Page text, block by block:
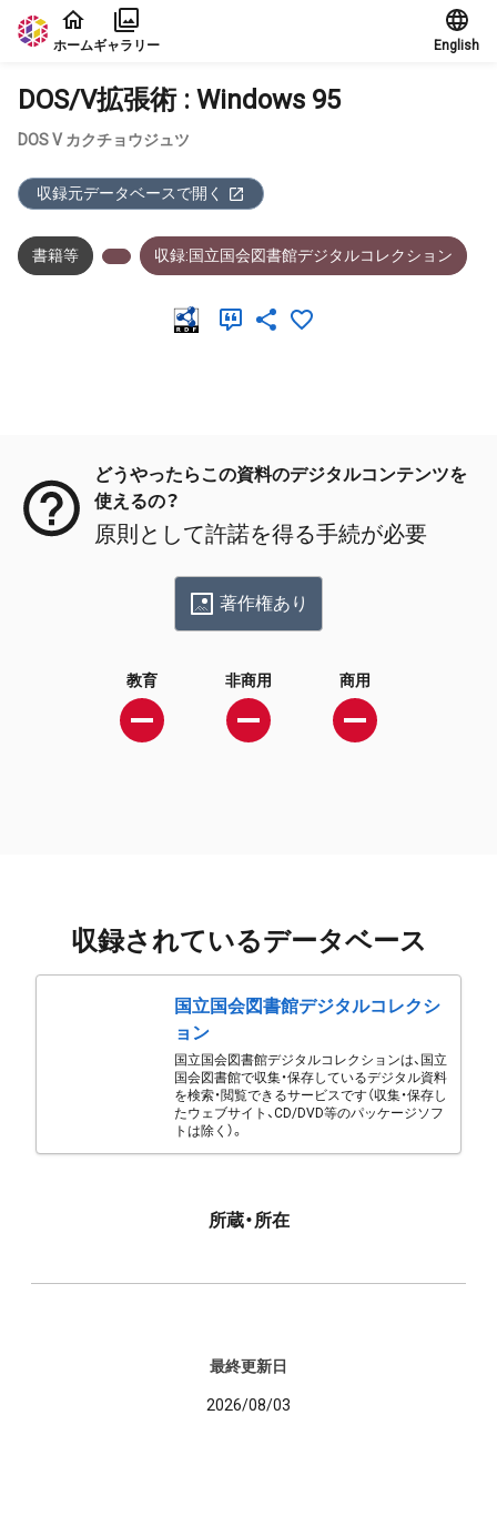
本文に飛ぶ
ホームギャラリー English
DOS/V拡張術 : Windows 95
DOS V カクチョウジュツ
収録元データベースで開く
書籍等 収録:国立国会図書館デジタルコレクション
どうやったらこの資料のデジタルコンテンツを
使えるの？
原則として許諾を得る手続が必要
著作権あり
教育 非商用 商用
収録されているデータベース
国立国会図書館デジタルコレクシ
ョン
国立国会図書館デジタルコレクションは、国立
国会図書館で収集・保存しているデジタル資料
を検索・閲覧できるサービスです（収集・保存し
たウェブサイト、CD/DVD等のパッケージソフ
トは除く）。
所蔵・所在
最終更新日
2026/08/03